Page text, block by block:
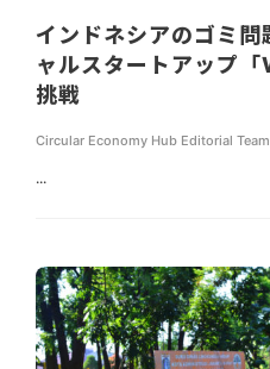
インドネシアのゴミ
ャルスタートアップ
挑戦
Circular Economy Hub Editorial Team
...